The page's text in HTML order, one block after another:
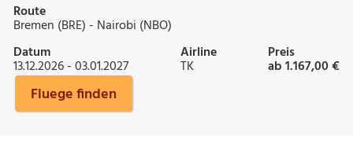
Route
Bremen (BRE) - Nairobi (NBO)
Datum
13.12.2026 - 03.01.2027
Airline
TK
Preis
ab 1.167,00 €
Fluege finden